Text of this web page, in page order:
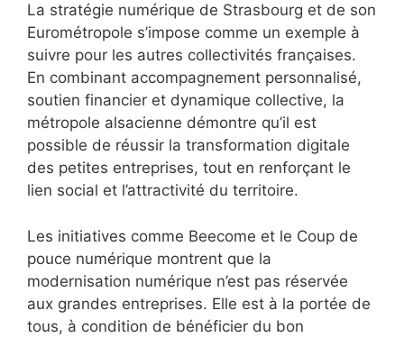
La stratégie numérique de Strasbourg et de son
Eurométropole s’impose comme un exemple à
suivre pour les autres collectivités françaises.
En combinant accompagnement personnalisé,
soutien financier et dynamique collective, la
métropole alsacienne démontre qu’il est
possible de réussir la transformation digitale
des petites entreprises, tout en renforçant le
lien social et l’attractivité du territoire.
Les initiatives comme Beecome et le Coup de
pouce numérique montrent que la
modernisation numérique n’est pas réservée
aux grandes entreprises. Elle est à la portée de
tous, à condition de bénéficier du bon